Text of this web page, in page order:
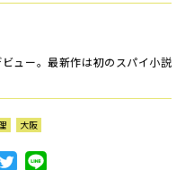
ュー。最新作は初のスパイ小説
大阪